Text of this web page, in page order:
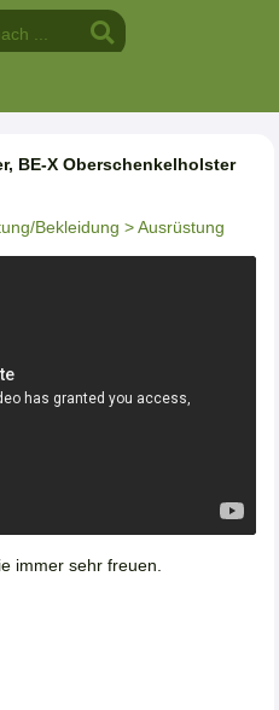
BE-X Oberschenkelholster
Bekleidung > Ausrüstung
immer sehr freuen.